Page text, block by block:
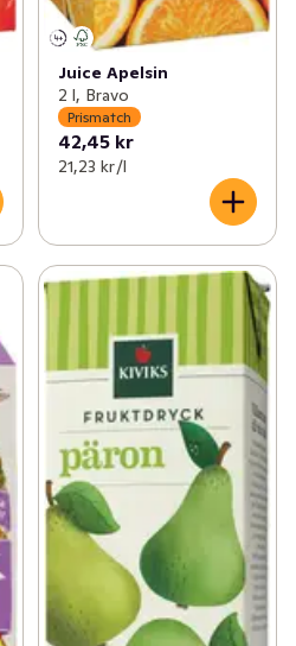
Juice Apelsin
2 l, Bravo
Prismatch
42,45 kr
21,23 kr /l